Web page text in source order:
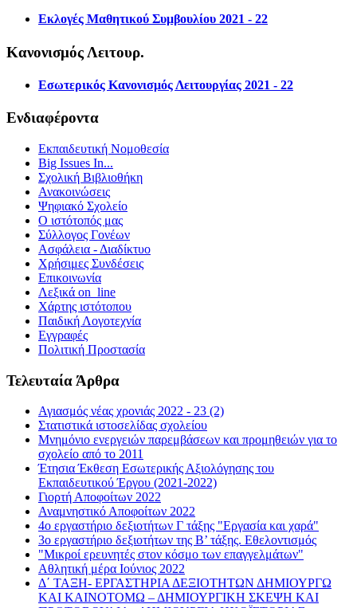
Εκλογές Μαθητικού Συμβουλίου 2021 - 22
Κανονισμός Λειτουρ.
Εσωτερικός Κανονισμός Λειτουργίας 2021 - 22
Ενδιαφέροντα
Εκπαιδευτική Νομοθεσία
Big Issues In...
Σχολική Βιβλιοθήκη
Ανακοινώσεις
Ψηφιακό Σχολείο
Ο ιστότοπός μας
Σύλλογος Γονέων
Ασφάλεια - Διαδίκτυο
Χρήσιμες Συνδέσεις
Επικοινωνία
Λεξικά on_line
Χάρτης ιστότοπου
Παιδική Λογοτεχνία
Εγγραφές
Πολιτική Προστασία
Τελευταία Άρθρα
Αγιασμός νέας χρονιάς 2022 - 23 (2)
Στατιστικά ιστοσελίδας σχολείου
Μνημόνιο ενεργειών παρεμβάσεων και προμηθειών για το
σχολείο από το 2011
Έτησια Έκθεση Εσωτερικής Αξιολόγησης του
Εκπαιδευτικού Έργου (2021-2022)
Γιορτή Αποφοίτων 2022
Αναμνηστικό Αποφοίτων 2022
4ο εργαστήριο δεξιοτήτων Γ τάξης "Εργασία και χαρά"
3ο εργαστήριο δεξιοτήτων της Β’ τάξης. Εθελοντισμός
"Μικροί ερευνητές στον κόσμο των επαγγελμάτων"
Αθλητική μέρα Ιούνιος 2022
Δ΄ ΤΑΞΗ- ΕΡΓΑΣΤΗΡΙΑ ΔΕΞΙΟΤΗΤΩΝ ΔΗΜΙΟΥΡΓΩ
ΚΑΙ ΚΑΙΝΟΤΟΜΩ – ΔΗΜΙΟΥΡΓΙΚΗ ΣΚΕΨΗ ΚΑΙ